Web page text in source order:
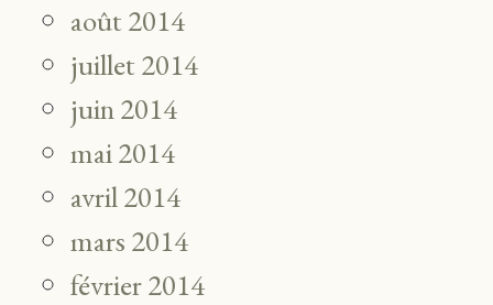
août 2014
juillet 2014
juin 2014
mai 2014
avril 2014
mars 2014
février 2014